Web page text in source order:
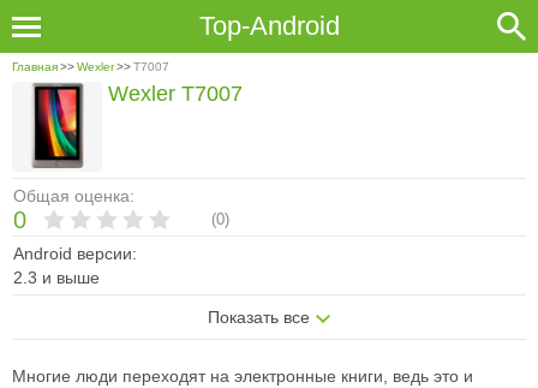
Top-Android
Главная>>Wexler>>T7007
Общая оценка:
0 (0)
Android версии:
2.3 и выше
Показать все
Wexler T7007
Многие люди переходят на электронные книги, ведь это и